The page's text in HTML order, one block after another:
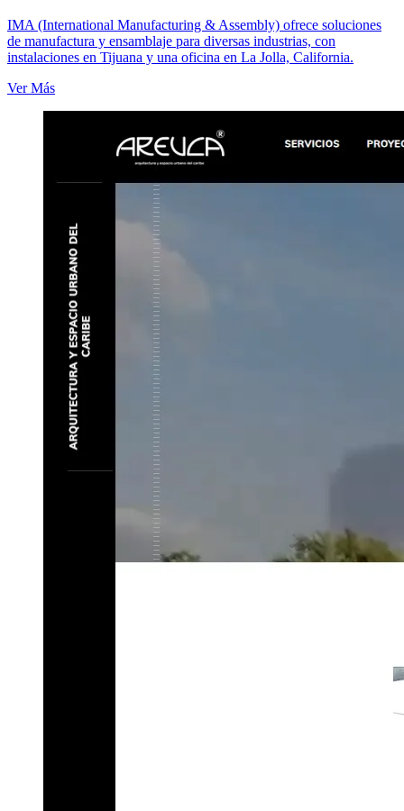
IMA (International Manufacturing & Assembly) ofrece soluciones
de manufactura y ensamblaje para diversas industrias, con
instalaciones en Tijuana y una oficina en La Jolla, California.
Ver Más